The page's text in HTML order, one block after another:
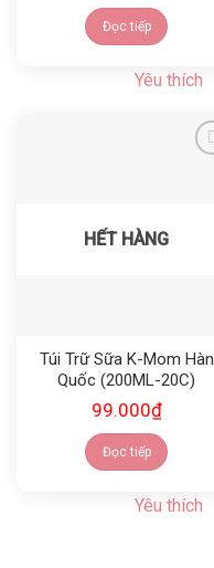
Đọc tiếp
Yêu thích
HẾT HÀNG
Túi Trữ Sữa K-Mom Hàn
Quốc (200ML-20C)
99.000₫
Đọc tiếp
Yêu thích